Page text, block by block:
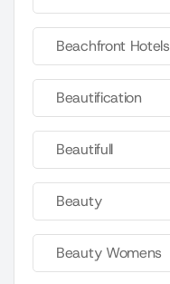
Beachfront Hotels
Beautification
Beautifull
Beauty
Beauty Womens